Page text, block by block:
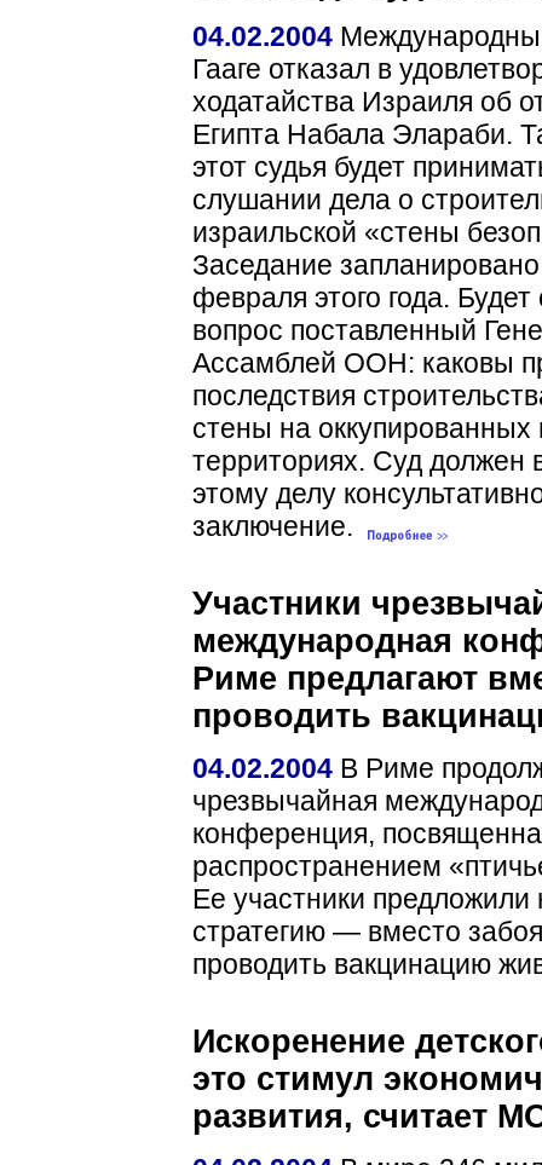
04.02.2004
Гааге отказал в
ходатайства Израиля об
Египта Набала Элараби.
этот судья будет
слушании дела о
израильской «стены
Заседание
февраля этого года.
вопрос поставленный
Ассамблей ООН: каковы
последствия
стены на оккупированных
территориях. Суд должен
этому делу
заключение.
Участники
международная
Риме предлагают
проводить
04.02.2004 В Риме
чрезвычайная
конференция,
распространением
Ее участники предложили
стратегию — вместо
проводить вакцинацию
Искоренение
это стимул
развития, считает